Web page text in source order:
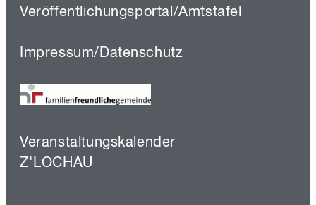
Veröffentlichungsportal/Amtstafel
Impressum/Datenschutz
Veranstaltungskalender
Z'LOCHAU